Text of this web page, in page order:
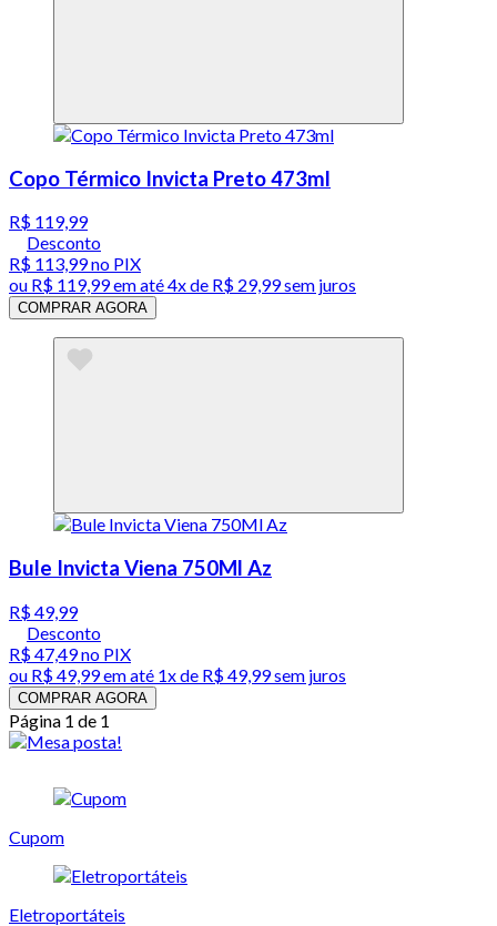
Copo Térmico Invicta Preto 473ml
R$ 119,99
Desconto
R$ 113,99no PIX
ou R$ 119,99em até4x de R$ 29,99 sem juros
COMPRAR AGORA
Bule Invicta Viena 750Ml Az
R$ 49,99
Desconto
R$ 47,49no PIX
ou R$ 49,99em até 1x de R$ 49,99sem juros
COMPRAR AGORA
Página 1 de 1
Cupom
Eletroportáteis